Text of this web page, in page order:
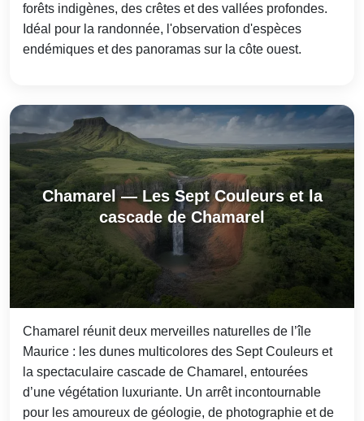
forêts indigènes, des crêtes et des vallées profondes.
Idéal pour la randonnée, l'observation d'espèces
endémiques et des panoramas sur la côte ouest.
Chamarel — Les Sept Couleurs et la
cascade de Chamarel
Chamarel réunit deux merveilles naturelles de l’île
Maurice : les dunes multicolores des Sept Couleurs et
la spectaculaire cascade de Chamarel, entourées
d’une végétation luxuriante. Un arrêt incontournable
pour les amoureux de géologie, de photographie et de